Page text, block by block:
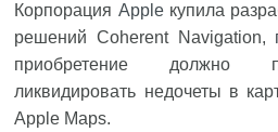
Корпорация Appleкупила
решений Coherent Navigation,
приобретение должно
ликвидировать недочеты в
Apple Maps.